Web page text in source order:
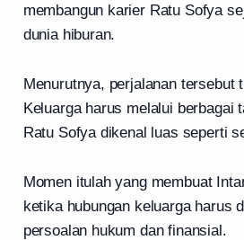
membangun karier Ratu Sofya
dunia hiburan.
Menurutnya, perjalanan tersebut
Keluarga harus melalui berbagai
Ratu Sofya dikenal luas seperti
Momen itulah yang membuat
ketika hubungan keluarga harus
persoalan hukum dan finansial.